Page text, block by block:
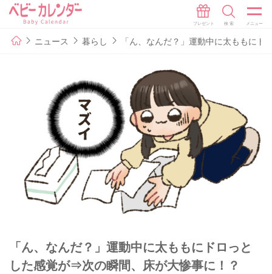
ニュース 暮らし 「ん、なんだ？」運動中に太ももに
「ん、なんだ？」運動中に太ももにドロっと
した感覚が⇒次の瞬間、床が大惨事に！？